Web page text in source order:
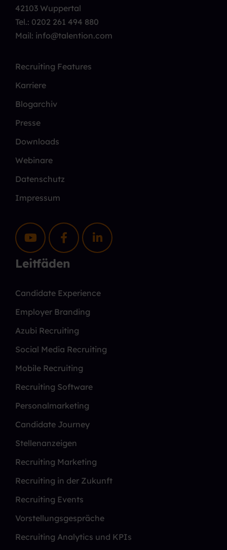
42103 Wuppertal
Tel.: 0202 261 494 880
Mail: info@talention.com
Recruiting Features
Karriere
Blogarchiv
Presse
Downloads
Webinare
Datenschutz
Impressum
Leitfäden
Candidate Experience
Employer Branding
Azubi Recruiting
Social Media Recruiting
Mobile Recruiting
Recruiting Software
Personalmarketing
Candidate Journey
Stellenanzeigen
Recruiting Marketing
Recruiting in der Zukunft
Recruiting Events
Vorstellungsgespräche
Recruiting Analytics und KPIs